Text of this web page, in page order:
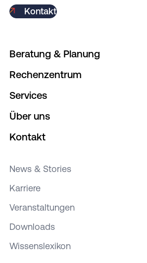
Kontakt
Beratung & Planung
Rechenzentrum
Services
Über uns
Kontakt
News & Stories
Karriere
Veranstaltungen
Downloads
Wissenslexikon